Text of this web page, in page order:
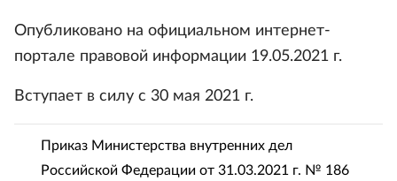
Опубликовано на официальном интернет-
портале правовой информации 19.05.2021 г.
Вступает в силу с 30 мая 2021 г.
Приказ Министерства внутренних дел
Российской Федерации от 31.03.2021 г. № 186